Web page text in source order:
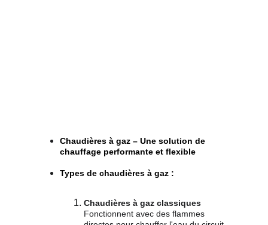
Chaudières à gaz – Une solution de
chauffage performante et flexible
Types de chaudières à gaz :
Chaudières à gaz classiques
Fonctionnent avec des flammes